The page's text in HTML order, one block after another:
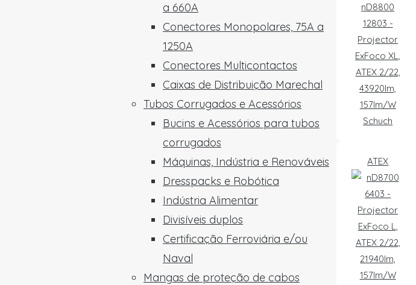
a 660A
Conectores Monopolares, 75A a
1250A
Conectores Multicontactos
Caixas de Distribuição Marechal
Tubos Corrugados e Acessórios
Bucins e Acessórios para tubos
corrugados
Máquinas, Indústria e Renováveis
Dresspacks e Robótica
Indústria Alimentar
Divisíveis duplos
Certificação Ferroviária e/ou
Naval
Mangas de proteção de cabos
nD8800
12803 -
Projector
ExFoco XL,
ATEX 2/22,
43920lm,
157lm/W
Schuch
ATEX